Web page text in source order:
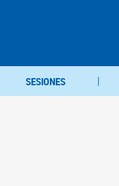
SESIONES